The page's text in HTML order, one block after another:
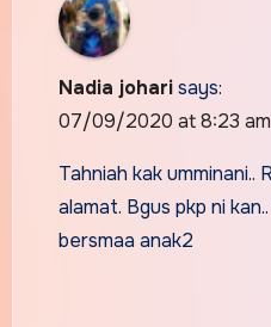
Nadia joharisays:
07/09/2020 at 8:23 am
Tahniah kak umminani..
alamat. Bgus pkp ni
bersmaa anak2